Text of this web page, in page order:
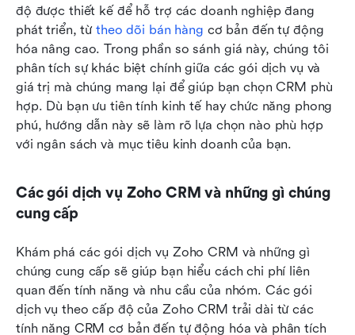
độ được thiết kế để hỗ trợ các doanh nghiệp đang
phát triển, từ theo dõi bán hàng cơ bản đến tự động
hóa nâng cao. Trong phần so sánh giá này, chúng tôi
phân tích sự khác biệt chính giữa các gói dịch vụ và
giá trị mà chúng mang lại để giúp bạn chọn CRM phù
hợp. Dù bạn ưu tiên tính kinh tế hay chức năng phong
phú, hướng dẫn này sẽ làm rõ lựa chọn nào phù hợp
với ngân sách và mục tiêu kinh doanh của bạn.
Các gói dịch vụ Zoho CRM và những gì chúng
cung cấp
Khám phá các gói dịch vụ Zoho CRM và những gì
chúng cung cấp sẽ giúp bạn hiểu cách chi phí liên
quan đến tính năng và nhu cầu của nhóm. Các gói
dịch vụ theo cấp độ của Zoho CRM trải dài từ các
tính năng CRM cơ bản đến tự động hóa và phân tích